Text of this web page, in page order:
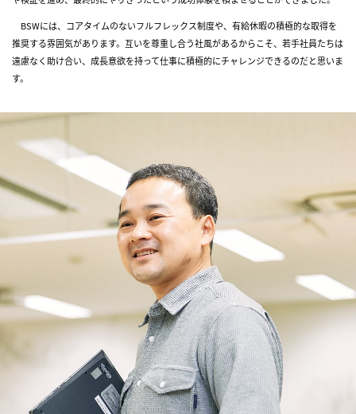
People
Project Story
Training
Diversity
エントリー
キャリア採用 エントリー
BSWには、コアタイムのないフルフレックス制度や、有給休暇の積極的な取得を
推奨する雰囲気があります。互いを尊重し合う社風があるからこそ、若手社員たちは
遠慮なく助け合い、成長意欲を持って仕事に積極的にチャレンジできるのだと思いま
す。